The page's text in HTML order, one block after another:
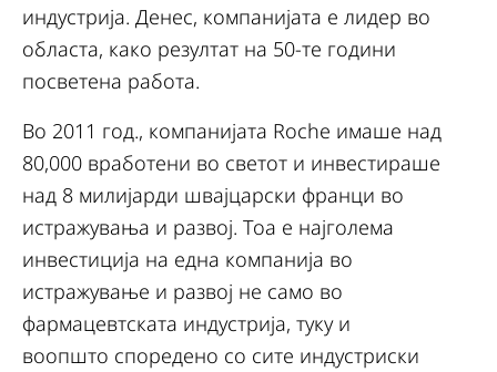
индустрија. Денес, компанијата е лидер во
областа, како резултат на 50-те години
посветена работа.
Во 2011 год., компанијата Roche имаше над
80,000 вработени во светот и инвестираше
над 8 милијарди швајцарски франци во
истражувања и развој. Тоа е најголема
инвестиција на една компанија во
истражување и развој не само во
фармацевтската индустрија, туку и
воопшто споредено со сите индустриски